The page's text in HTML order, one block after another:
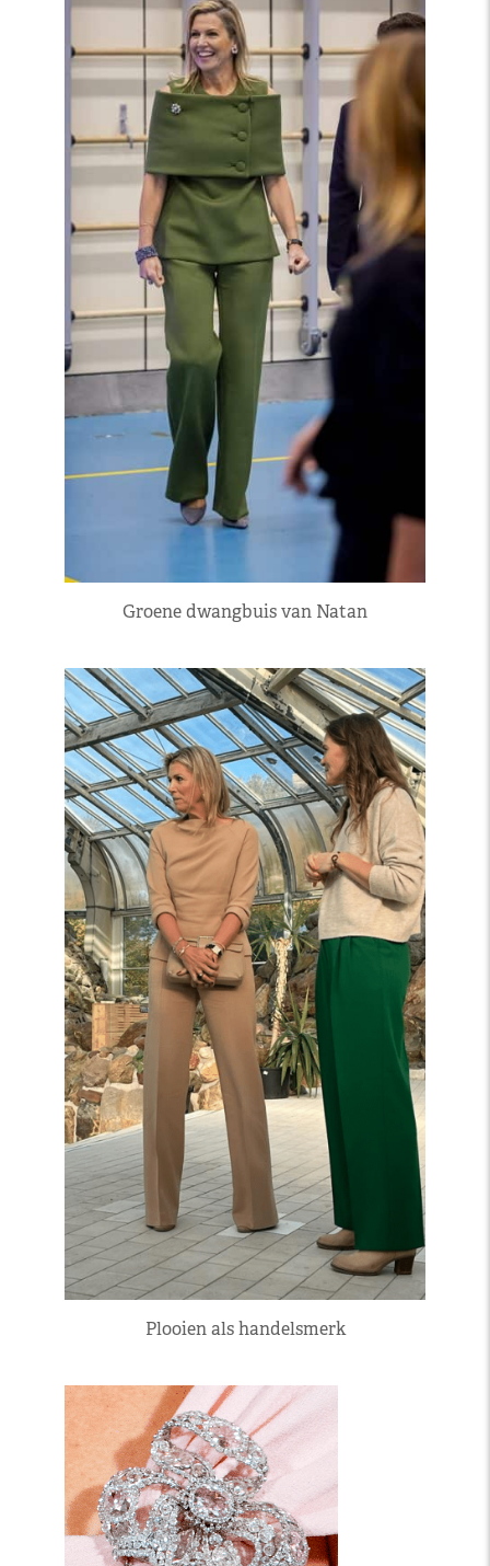
Groene dwangbuis van Natan
Plooien als handelsmerk